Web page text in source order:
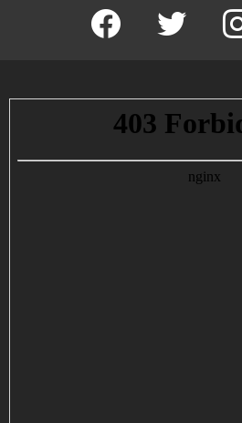
facebook twitter